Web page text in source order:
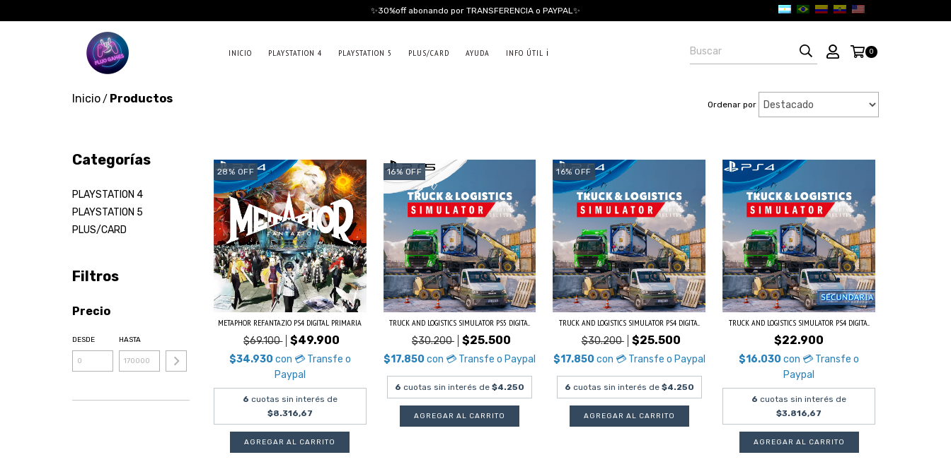
✨30%off abonando por TRANSFERENCIA o PAYPAL✨
INICIO PLAYSTATION 4 PLAYSTATION 5 PLUS/CARD AYUDA INFO ÚTIL ℹ️ 0
Inicio/ Productos Ordenar por
Categorías
PLAYSTATION 4
PLAYSTATION 5
PLUS/CARD
Filtros
Precio
DESDE HASTA
28% OFF
METAPHOR REFANTAZIO PS4 DIGITAL PRIMARIA
$69.100 $49.900
$34.930 con 💳 Transfe o
Paypal
6 cuotas sin interés de
$8.316,67
16% OFF
TRUCK AND LOGISTICS SIMULATOR PS5 DIGITA...
$30.200 $25.500
$17.850con 💳 Transfe o Paypal
6 cuotas sin interés de$4.250
16%OFF
TRUCK AND LOGISTICS SIMULATOR PS4 DIGITA...
$30.200 $25.500
$17.850 con 💳 Transfe o Paypal
6 cuotas sin interés de $4.250
TRUCK AND LOGISTICS SIMULATOR PS4 DIGITA...
$22.900
$16.030con 💳 Transfe o
Paypal
6 cuotas sin interés de
$3.816,67